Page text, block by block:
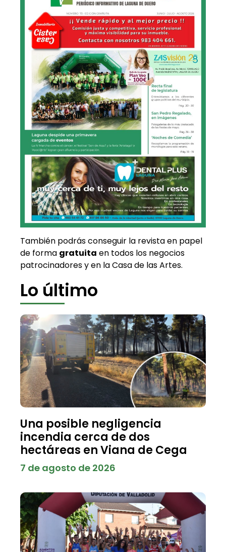
También podrás conseguir la revista en papel
de forma gratuita en todos los negocios
patrocinadores y en la Casa de las Artes.
Lo último
Una posible negligencia
incendia cerca de dos
hectáreas en Viana de Cega
7 de agosto de 2026